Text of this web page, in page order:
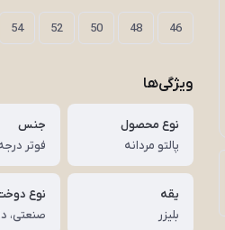
46
48
50
52
54
ویژگی‌ها
نوع محصول
پالتو مردانه
جنس
فوتر درجه
یقه
بلیزر
نوع